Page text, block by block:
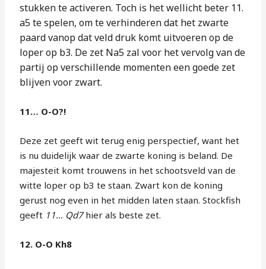
stukken te activeren. Toch is het wellicht beter 11.
a5 te spelen, om te verhinderen dat het zwarte
paard vanop dat veld druk komt uitvoeren op de
loper op b3. De zet Na5 zal voor het vervolg van de
partij op verschillende momenten een goede zet
blijven voor zwart.
11… O-O?!
Deze zet geeft wit terug enig perspectief, want het
is nu duidelijk waar de zwarte koning is beland. De
majesteit komt trouwens in het schootsveld van de
witte loper op b3 te staan. Zwart kon de koning
gerust nog even in het midden laten staan. Stockfish
geeft 11… Qd7hier als beste zet.
12. O-O Kh8